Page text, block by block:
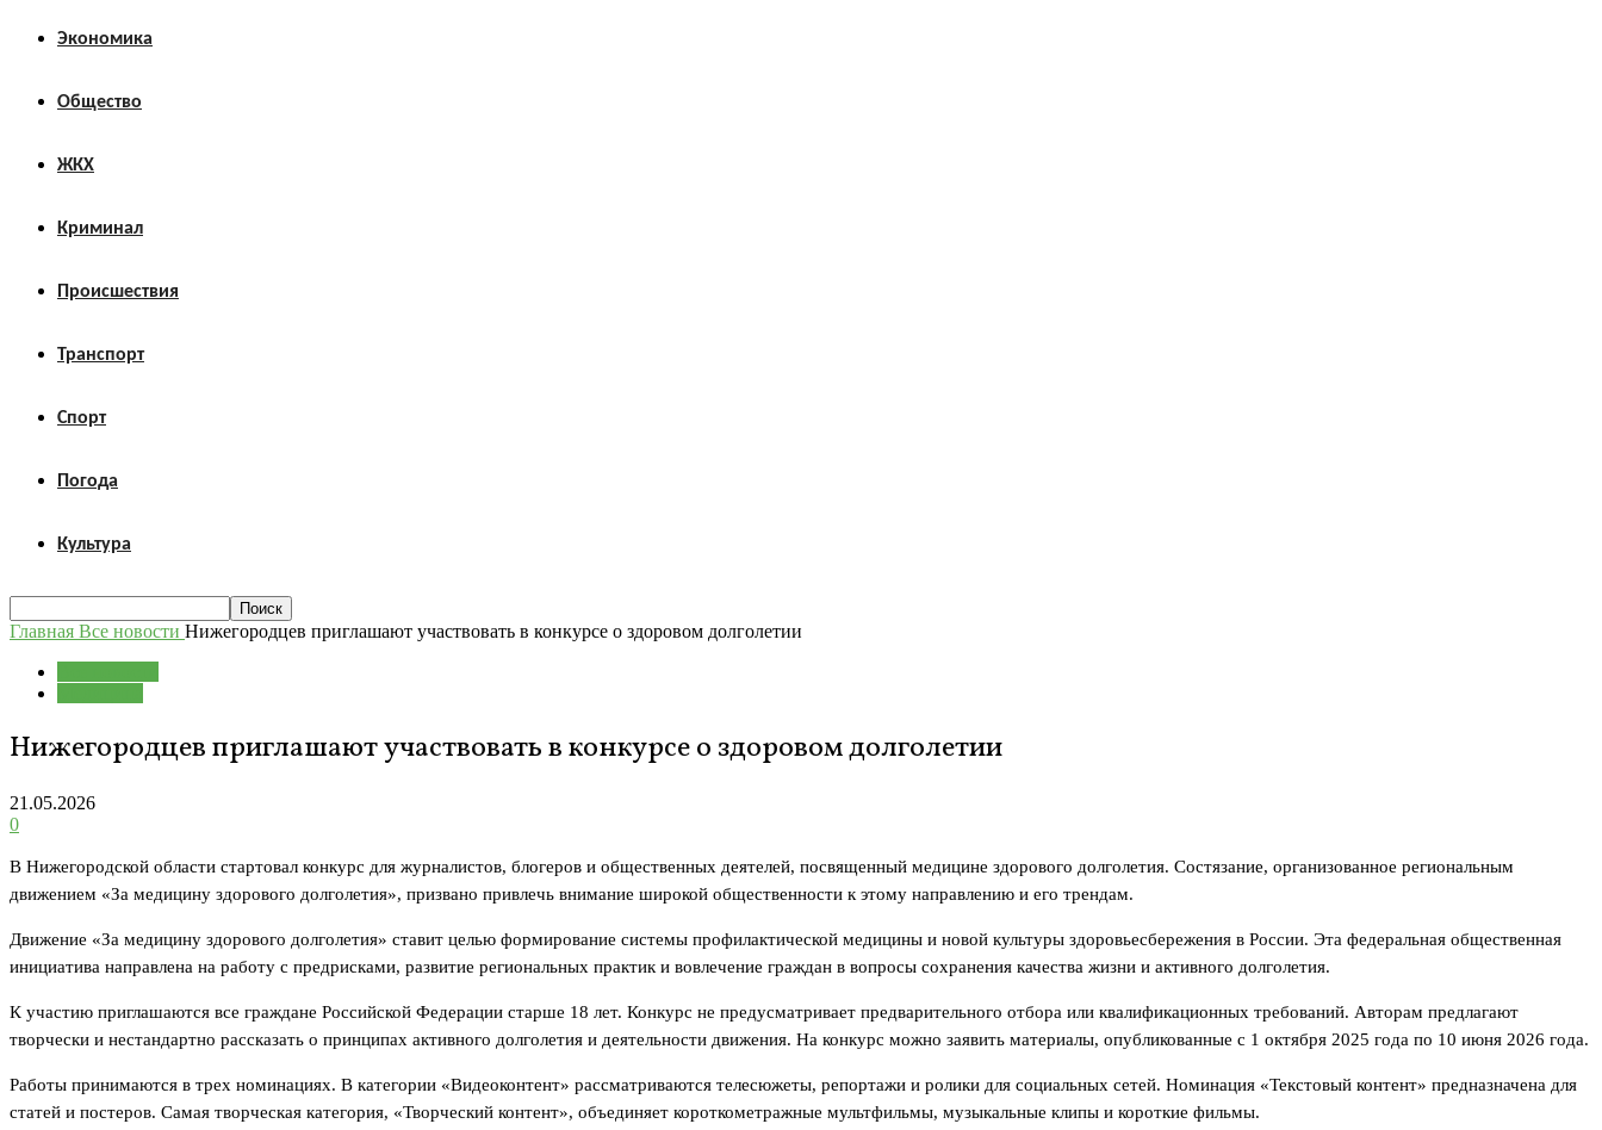
Экономика
Общество
ЖКХ
Криминал
Происшествия
Транспорт
Спорт
Погода
Культура
Главная Все новости Нижегородцев приглашают участвовать в конкурсе о здоровом долголетии
Нижегородцев приглашают участвовать в конкурсе о здоровом долголетии
21.05.2026
0
В Нижегородской области стартовал конкурс для журналистов, блогеров и общественных деятелей, посвященный медицине здорового долголетия. Состязание, организованное региональным
движением «За медицину здорового долголетия», призвано привлечь внимание широкой общественности к этому направлению и его трендам.
Движение «За медицину здорового долголетия» ставит целью формирование системы профилактической медицины и новой культуры здоровьесбережения в России. Эта федеральная общественная
инициатива направлена на работу с предрисками, развитие региональных практик и вовлечение граждан в вопросы сохранения качества жизни и активного долголетия.
К участию приглашаются все граждане Российской Федерации старше 18 лет. Конкурс не предусматривает предварительного отбора или квалификационных требований. Авторам предлагают
творчески и нестандартно рассказать о принципах активного долголетия и деятельности движения. На конкурс можно заявить материалы, опубликованные с 1 октября 2025 года по 10 июня 2026 года.
Работы принимаются в трех номинациях. В категории «Видеоконтент» рассматриваются телесюжеты, репортажи и ролики для социальных сетей. Номинация «Текстовый контент» предназначена для
статей и постеров. Самая творческая категория, «Творческий контент», объединяет короткометражные мультфильмы, музыкальные клипы и короткие фильмы.